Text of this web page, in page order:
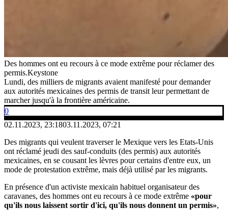
Des hommes ont eu recours à ce mode extrême pour réclamer des
permis.Keystone
Lundi, des milliers de migrants avaient manifesté pour demander
aux autorités mexicaines des permis de transit leur permettant de
marcher jusqu'à la frontière américaine.
0
02.11.2023, 23:1803.11.2023, 07:21
Des migrants qui veulent traverser le Mexique vers les Etats-Unis
ont réclamé jeudi des sauf-conduits (des permis) aux autorités
mexicaines, en se cousant les lèvres pour certains d'entre eux, un
mode de protestation extrême, mais déjà utilisé par les migrants.
En présence d'un activiste mexicain habituel organisateur des
caravanes, des hommes ont eu recours à ce mode extrême «pour
qu'ils nous laissent sortir d'ici, qu'ils nous donnent un permis»,